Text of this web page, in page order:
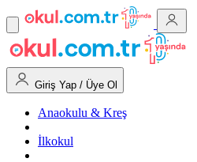
Giriş Yap / Üye Ol
Anaokulu & Kreş
İlkokul